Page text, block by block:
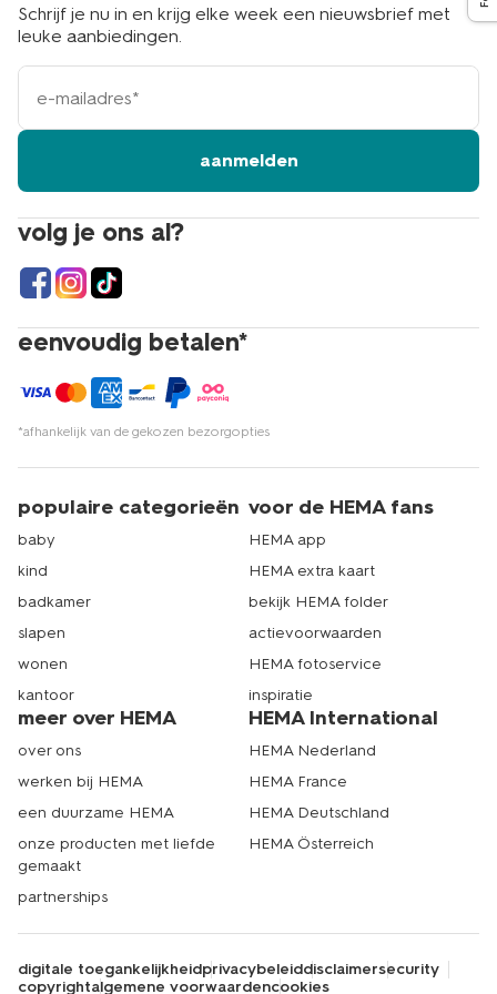
volg je ons al?
eenvoudig betalen*
*afhankelijk van de gekozen bezorgopties
Schrijf je nu in en krijg elke week een nieuwsbrief met
leuke aanbiedingen.
e-
mailadres
aanmelden
populaire categorieën
baby
kind
badkamer
slapen
wonen
kantoor
voor de HEMA fans
HEMA app
HEMA extra kaart
bekijk HEMA folder
actievoorwaarden
HEMA fotoservice
inspiratie
meer over HEMA
over ons
werken bij HEMA
een duurzame HEMA
onze producten met liefde
gemaakt
partnerships
HEMA International
HEMA Nederland
HEMA France
HEMA Deutschland
HEMA Österreich
digitale toegankelijkheidprivacybeleiddisclaimersecurity
copyrightalgemene voorwaardencookies